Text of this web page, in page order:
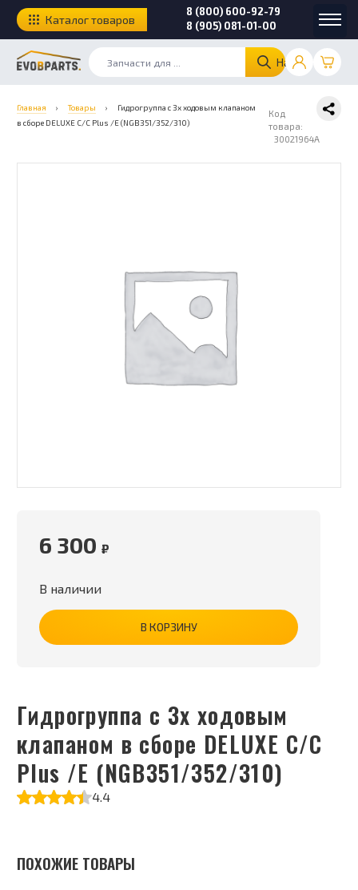
Найти
8 (800) 600-92-79
8 (905) 081-01-00
Каталог товаров
Главная › Товары ›
Гидрогруппа с 3х ходовым клапаном
в сборе DELUXE C/C Plus /E (NGB351/352/310)
Код
товара:
30021964A
Гидрогруппа с 3х ходовым
клапаном в сборе DELUXE C/C
Plus /E (NGB351/352/310)
4.4
6 300 ₽
В наличии
В КОРЗИНУ
ПОХОЖИЕ ТОВАРЫ